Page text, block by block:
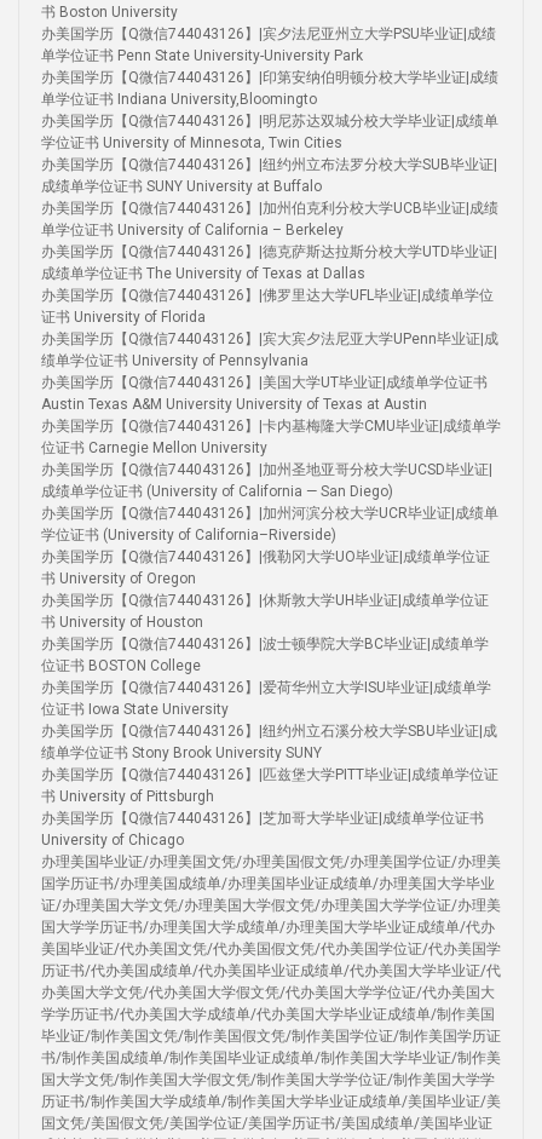
书 Boston University
办美国学历【Q微信744043126】|宾夕法尼亚州立大学PSU毕业证|成绩
单学位证书 Penn State University-University Park
办美国学历【Q微信744043126】|印第安纳伯明顿分校大学毕业证|成绩
单学位证书 Indiana University,Bloomingto
办美国学历【Q微信744043126】|明尼苏达双城分校大学毕业证|成绩单
学位证书 University of Minnesota, Twin Cities
办美国学历【Q微信744043126】|纽约州立布法罗分校大学SUB毕业证|
成绩单学位证书 SUNY University at Buffalo
办美国学历【Q微信744043126】|加州伯克利分校大学UCB毕业证|成绩
单学位证书 University of California – Berkeley
办美国学历【Q微信744043126】|德克萨斯达拉斯分校大学UTD毕业证|
成绩单学位证书 The University of Texas at Dallas
办美国学历【Q微信744043126】|佛罗里达大学UFL毕业证|成绩单学位
证书 University of Florida
办美国学历【Q微信744043126】|宾大宾夕法尼亚大学UPenn毕业证|成
绩单学位证书 University of Pennsylvania
办美国学历【Q微信744043126】|美国大学UT毕业证|成绩单学位证书
Austin Texas A&M University University of Texas at Austin
办美国学历【Q微信744043126】|卡内基梅隆大学CMU毕业证|成绩单学
位证书 Carnegie Mellon University
办美国学历【Q微信744043126】|加州圣地亚哥分校大学UCSD毕业证|
成绩单学位证书 (University of California — San Diego)
办美国学历【Q微信744043126】|加州河滨分校大学UCR毕业证|成绩单
学位证书 (University of California–Riverside)
办美国学历【Q微信744043126】|俄勒冈大学UO毕业证|成绩单学位证
书 University of Oregon
办美国学历【Q微信744043126】|休斯敦大学UH毕业证|成绩单学位证
书 University of Houston
办美国学历【Q微信744043126】|波士顿學院大学BC毕业证|成绩单学
位证书 BOSTON College
办美国学历【Q微信744043126】|爱荷华州立大学ISU毕业证|成绩单学
位证书 Iowa State University
办美国学历【Q微信744043126】|纽约州立石溪分校大学SBU毕业证|成
绩单学位证书 Stony Brook University SUNY
办美国学历【Q微信744043126】|匹兹堡大学PITT毕业证|成绩单学位证
书 University of Pittsburgh
办美国学历【Q微信744043126】|芝加哥大学毕业证|成绩单学位证书
University of Chicago
办理美国毕业证/办理美国文凭/办理美国假文凭/办理美国学位证/办理美
国学历证书/办理美国成绩单/办理美国毕业证成绩单/办理美国大学毕业
证/办理美国大学文凭/办理美国大学假文凭/办理美国大学学位证/办理美
国大学学历证书/办理美国大学成绩单/办理美国大学毕业证成绩单/代办
美国毕业证/代办美国文凭/代办美国假文凭/代办美国学位证/代办美国学
历证书/代办美国成绩单/代办美国毕业证成绩单/代办美国大学毕业证/代
办美国大学文凭/代办美国大学假文凭/代办美国大学学位证/代办美国大
学学历证书/代办美国大学成绩单/代办美国大学毕业证成绩单/制作美国
毕业证/制作美国文凭/制作美国假文凭/制作美国学位证/制作美国学历证
书/制作美国成绩单/制作美国毕业证成绩单/制作美国大学毕业证/制作美
国大学文凭/制作美国大学假文凭/制作美国大学学位证/制作美国大学学
历证书/制作美国大学成绩单/制作美国大学毕业证成绩单/美国毕业证/美
国文凭/美国假文凭/美国学位证/美国学历证书/美国成绩单/美国毕业证